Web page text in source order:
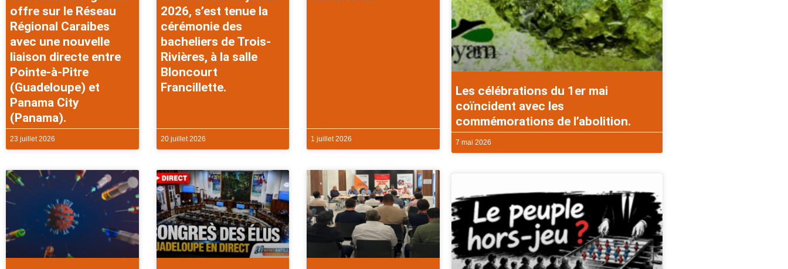
offre sur le Réseau
Régional Caraibes
avec une nouvelle
liaison directe entre
Pointe-à-Pitre
(Guadeloupe) et
Panama City
(Panama).
23 juillet 2026
2026, s’est tenue la
cérémonie des
bacheliers de Trois-
Rivières, à la salle
Bloncourt
Francillette.
20 juillet 2026 1 juillet 2026
Les célébrations du 1er mai
coïncident avec les
commémorations de l’abolition.
7 mai 2026